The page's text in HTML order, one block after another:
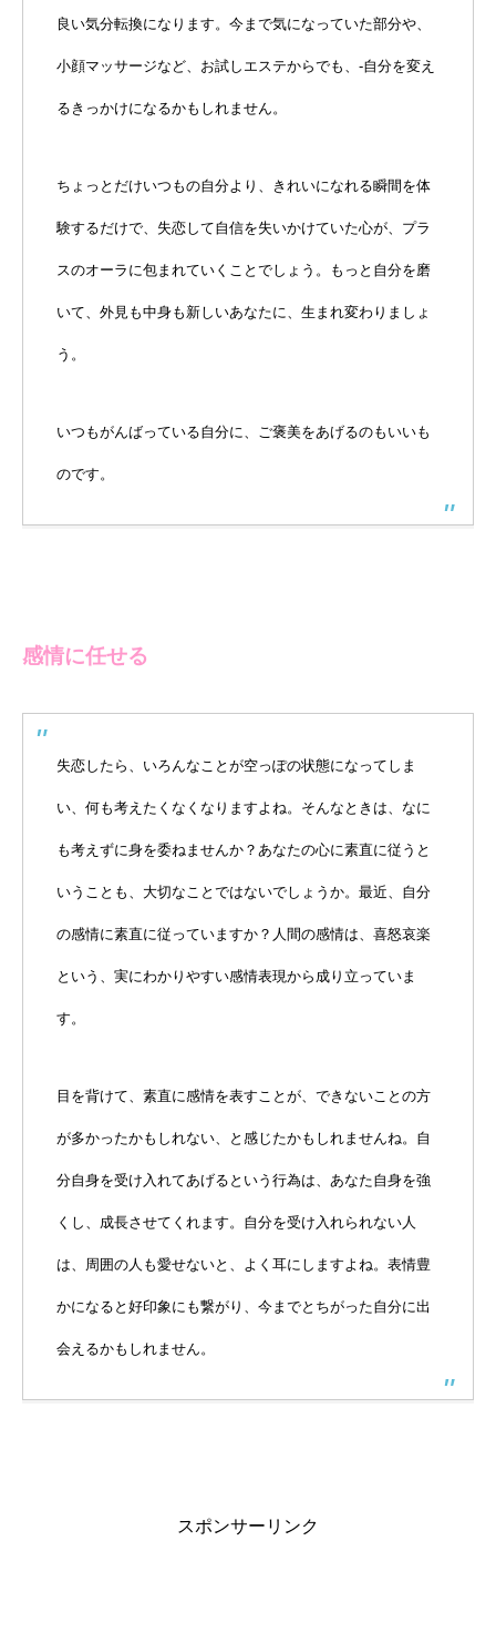
良い気分転換になります。今まで気になっていた部分や、
小顔マッサージなど、お試しエステからでも、‑自分を変え
るきっかけになるかもしれません。
ちょっとだけいつもの自分より、きれいになれる瞬間を体
験するだけで、失恋して自信を失いかけていた心が、プラ
スのオーラに包まれていくことでしょう。もっと自分を磨
いて、外見も中身も新しいあなたに、生まれ変わりましょ
う。
いつもがんばっている自分に、ご褒美をあげるのもいいも
のです。
感情に任せる
失恋したら、いろんなことが空っぽの状態になってしま
い、何も考えたくなくなりますよね。そんなときは、なに
も考えずに身を委ねませんか？あなたの心に素直に従うと
いうことも、大切なことではないでしょうか。最近、自分
の感情に素直に従っていますか？人間の感情は、喜怒哀楽
という、実にわかりやすい感情表現から成り立っていま
す。
目を背けて、素直に感情を表すことが、できないことの方
が多かったかもしれない、と感じたかもしれませんね。自
分自身を受け入れてあげるという行為は、あなた自身を強
くし、成長させてくれます。自分を受け入れられない人
は、周囲の人も愛せないと、よく耳にしますよね。表情豊
かになると好印象にも繋がり、今までとちがった自分に出
会えるかもしれません。
スポンサーリンク